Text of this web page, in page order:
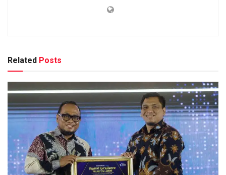
Related Posts